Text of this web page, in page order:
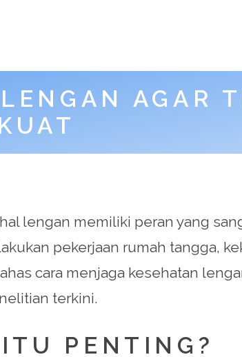
AGAR
lengan memiliki peran yang
pekerjaan rumah tangga,
cara menjaga kesehatan
terkini.
PENTING?